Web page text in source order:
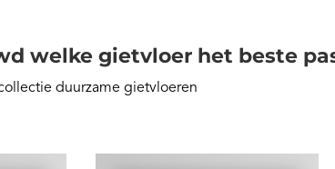
welke gietvloer het beste
duurzame gietvloeren